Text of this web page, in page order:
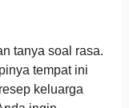
tanya soal rasa.
tempat ini
keluarga